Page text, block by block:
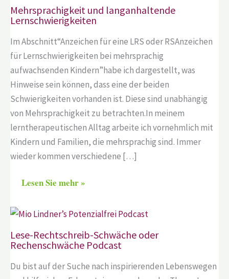
Mehrsprachigkeit und langanhaltende
Lernschwierigkeiten
Im Abschnitt“Anzeichen für eine LRS oder RSAnzeichen
für Lernschwierigkeiten bei mehrsprachig
aufwachsenden Kindern”habe ich dargestellt, was
Hinweise sein können, dass eine der beiden
Schwierigkeiten vorhanden ist. Diese sind unabhängig
von Mehrsprachigkeit zu betrachten.In meinem
lerntherapeutischen Alltag arbeite ich vornehmlich mit
Kindern und Familien, die mehrsprachig sind. Immer
wieder kommen verschiedene […]
Lesen Sie mehr »
Lese-Rechtschreib-Schwäche oder
Rechenschwäche Podcast
Du bist auf der Suche nach inspirierenden Lebenswegen